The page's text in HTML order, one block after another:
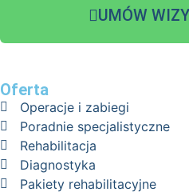
UMÓW
Oferta
Operacje i zabiegi
Poradnie specjalistyczne
Rehabilitacja
Diagnostyka
Pakiety rehabilitacyjne